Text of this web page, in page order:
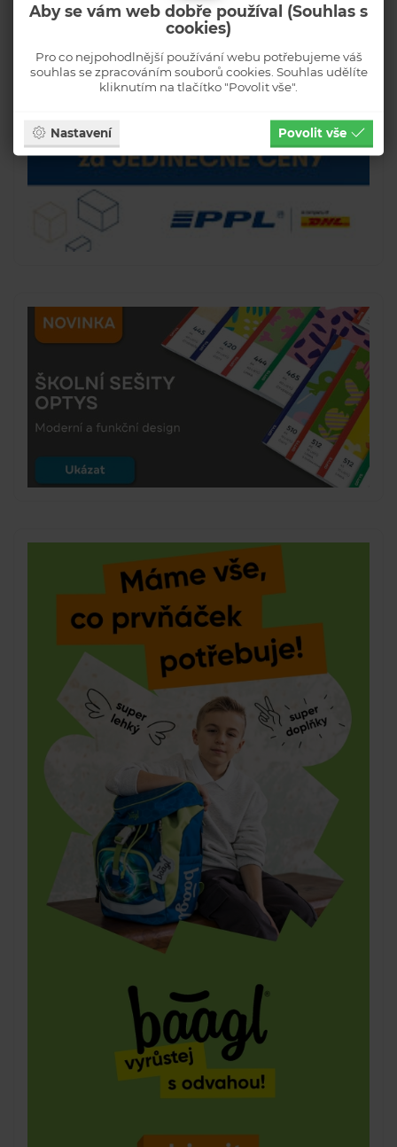
Aby se vám web dobře používal (Souhlas s
cookies)
Pro co nejpohodlnější používání webu potřebujeme váš
souhlas se zpracováním souborů cookies. Souhlas udělíte
kliknutím na tlačítko "Povolit vše".
Nastavení Povolit vše